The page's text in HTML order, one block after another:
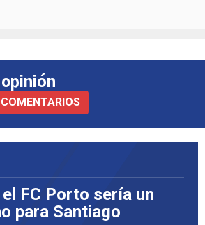
FC Porto sería un
para Santiago